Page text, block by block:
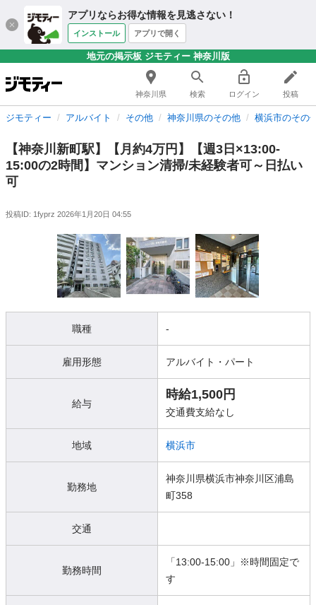
アプリならお得な情報を見逃さない！
インストール アプリで開く
地元の掲示板 ジモティー 神奈川版
神奈川県 検索 ログイン 投稿
ジモティー アルバイト その他 神奈川県のその他 横浜市のその
【神奈川新町駅】【月約4万円】【週3日×13:00-
15:00の2時間】マンション清掃/未経験者可～日払い
可
投稿ID: 1fyprz 2026年1月20日 04:55
職種 -
雇用形態 アルバイト・パート
給与
時給1,500円
交通費支給なし
地域 横浜市
勤務地
神奈川県横浜市神奈川区浦島
町358
交通
勤務時間
「13:00-15:00」※時間固定で
す